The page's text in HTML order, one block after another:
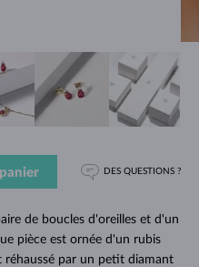
de boucles d'oreilles et d'un
pièce est ornée d'un rubis
réhaussé par un petit diamant
DES QUESTIONS ?